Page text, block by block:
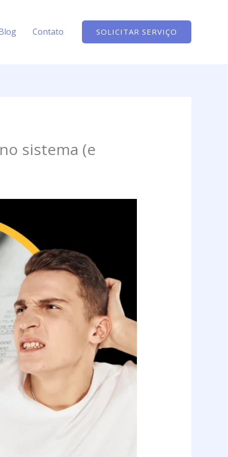
Contato SOLICITAR SERVIÇO
sistema (e